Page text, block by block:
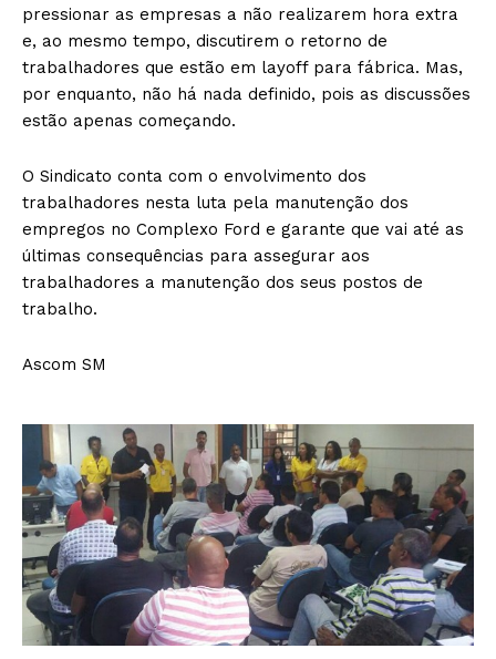
pressionar as empresas a não realizarem hora extra
e, ao mesmo tempo, discutirem o retorno de
trabalhadores que estão em layoff para fábrica. Mas,
por enquanto, não há nada definido, pois as discussões
estão apenas começando.
O Sindicato conta com o envolvimento dos
trabalhadores nesta luta pela manutenção dos
empregos no Complexo Ford e garante que vai até as
últimas consequências para assegurar aos
trabalhadores a manutenção dos seus postos de
trabalho.
Ascom SM